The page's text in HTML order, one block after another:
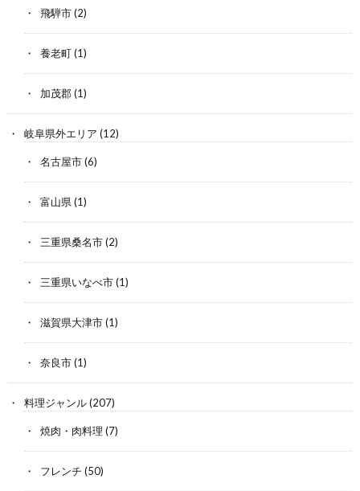
飛騨市(2)
養老町(1)
加茂郡(1)
岐阜県外エリア (12)
名古屋市(6)
富山県(1)
三重県桑名市(2)
三重県いなべ市(1)
滋賀県大津市(1)
奈良市(1)
料理ジャンル(207)
焼肉・肉料理 (7)
フレンチ (50)